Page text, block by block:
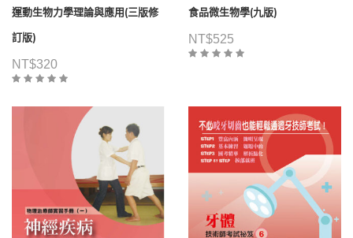
運動生物力學理論與應用(三版修
訂版)
NT$320
食品微生物學(九版)
NT$525